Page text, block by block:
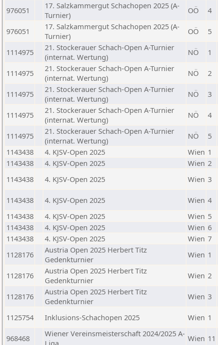
976051
17. Salzkammergut Schachopen 2025 (A-
Turnier)
OÖ 4
976051
17. Salzkammergut Schachopen 2025 (A-
Turnier)
OÖ 5
1114975
21. Stockerauer Schach-Open A-Turnier
(internat. Wertung)
NÖ 1
1114975
21. Stockerauer Schach-Open A-Turnier
(internat. Wertung)
NÖ 2
1114975
21. Stockerauer Schach-Open A-Turnier
(internat. Wertung)
NÖ 3
1114975
21. Stockerauer Schach-Open A-Turnier
(internat. Wertung)
NÖ 4
1114975
21. Stockerauer Schach-Open A-Turnier
(internat. Wertung)
NÖ
5
1143438
4. KJSV-Open 2025 Wien 1
1143438
4. KJSV-Open 2025 Wien 2
1143438
4. KJSV-Open 2025 Wien 3
1143438 4. KJSV-Open 2025 Wien 4
1143438
4. KJSV-Open 2025 Wien 5
1143438
4. KJSV-Open 2025 Wien 6
1143438
4. KJSV-Open 2025 Wien 7
1128176
Austria Open 2025 Herbert Titz
Gedenkturnier
Wien 1
1128176
Austria Open 2025 Herbert Titz
Gedenkturnier
Wien 2
1128176
Austria Open 2025 Herbert Titz
Gedenkturnier
Wien 3
1125754 Inklusions-Schachopen 2025 Wien 1
968468
Wiener Vereinsmeisterschaft 2024/2025 A-
Liga
Wien 11